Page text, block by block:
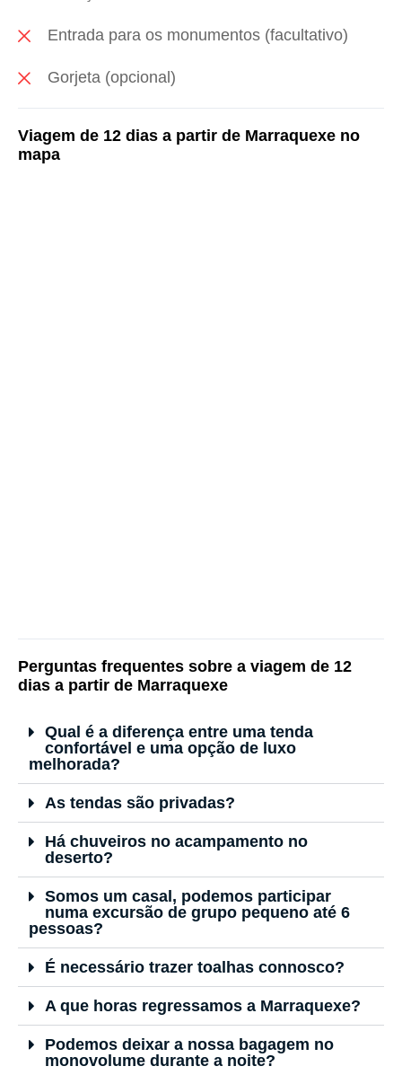
Entrada para os monumentos (facultativo)
Gorjeta (opcional)
Viagem de 12 dias a partir de Marraquexe no
mapa
Perguntas frequentes sobre a viagem de 12
dias a partir de Marraquexe
Qual é a diferença entre uma tenda
confortável e uma opção de luxo
melhorada?
As tendas são privadas?
Há chuveiros no acampamento no
deserto?
Somos um casal, podemos participar
numa excursão de grupo pequeno até 6
pessoas?
É necessário trazer toalhas connosco?
A que horas regressamos a Marraquexe?
Podemos deixar a nossa bagagem no
monovolume durante a noite?